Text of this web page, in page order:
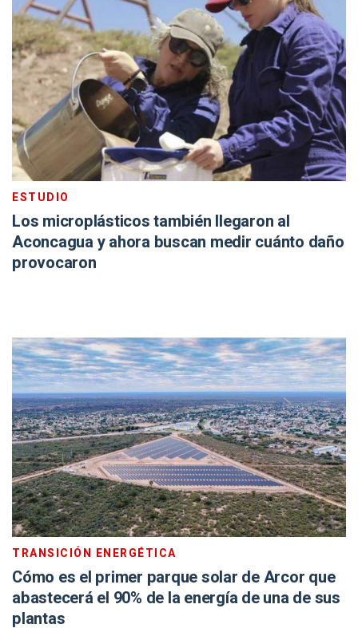
ESTUDIO
Los microplásticos también llegaron al
Aconcagua y ahora buscan medir cuánto daño
provocaron
TRANSICIÓN ENERGÉTICA
Cómo es el primer parque solar de Arcor que
abastecerá el 90% de la energía de una de sus
plantas